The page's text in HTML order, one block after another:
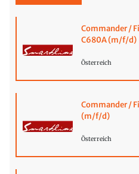
Commander /
C680A (m/f/d)
Österreich
Commander /
(m/f/d)
Österreich